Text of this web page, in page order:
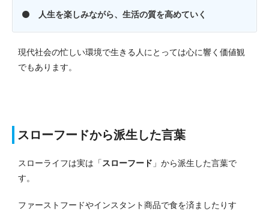
人生を楽しみながら、生活の質を高めていく
現代社会の忙しい環境で生きる人にとっては心に響く価値観
でもあります。
スローフードから派生した言葉
スローライフは実は「スローフード 」から派生した言葉で
す。
ファーストフードやインスタント商品で食を済ましたりす